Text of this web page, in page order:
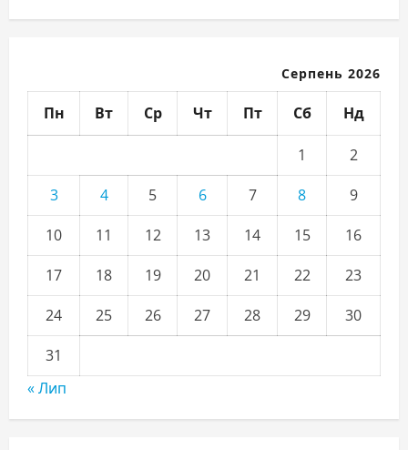
Серпень 2026
Пн Вт Ср Чт Пт Сб Нд
1
2
3
4 5 6 7 8
9
10
11 12 13 14 15
16
17
18 19 20 21 22
23
24
25 26 27 28 29
30
31
« Лип